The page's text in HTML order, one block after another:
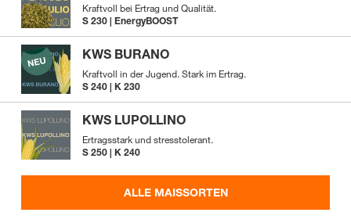
Kraftvoll bei Ertrag und Qualität.
S 230 | EnergyBOOST
KWS BURANO
Kraftvoll in der Jugend. Stark im Ertrag.
S 240 | K 230
KWS LUPOLLINO
Ertragsstark und stresstolerant.
S 250 | K 240
ALLE MAISSORTEN